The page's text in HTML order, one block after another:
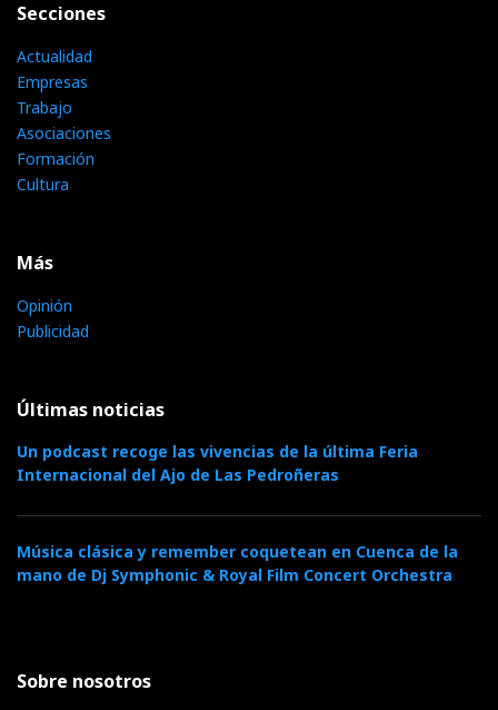
Secciones
Actualidad
Empresas
Trabajo
Asociaciones
Formación
Cultura
Más
Opinión
Publicidad
Últimas noticias
Un podcast recoge las vivencias de la última Feria
Internacional del Ajo de Las Pedroñeras
Música clásica y remember coquetean en Cuenca de la
mano de Dj Symphonic & Royal Film Concert Orchestra
Sobre nosotros